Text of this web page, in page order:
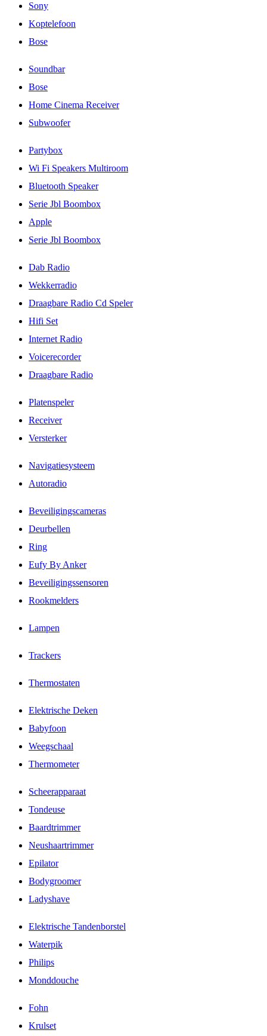
Sony
Koptelefoon
Bose
Soundbar
Bose
Home Cinema Receiver
Subwoofer
Partybox
Wi Fi Speakers Multiroom
Bluetooth Speaker
Serie Jbl Boombox
Apple
Serie Jbl Boombox
Dab Radio
Wekkerradio
Draagbare Radio Cd Speler
Hifi Set
Internet Radio
Voicerecorder
Draagbare Radio
Platenspeler
Receiver
Versterker
Navigatiesysteem
Autoradio
Beveiligingscameras
Deurbellen
Ring
Eufy By Anker
Beveiligingssensoren
Rookmelders
Lampen
Trackers
Thermostaten
Elektrische Deken
Babyfoon
Weegschaal
Thermometer
Scheerapparaat
Tondeuse
Baardtrimmer
Neushaartrimmer
Epilator
Bodygroomer
Ladyshave
Elektrische Tandenborstel
Waterpik
Philips
Monddouche
Fohn
Krulset